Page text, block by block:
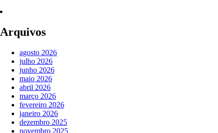
Arquivos
agosto 2026
julho 2026
junho 2026
maio 2026
abril 2026
março 2026
fevereiro 2026
janeiro 2026
dezembro 2025
novembro 2025